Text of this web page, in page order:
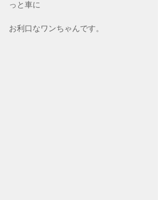
っと車に
お利口なワンちゃんです。